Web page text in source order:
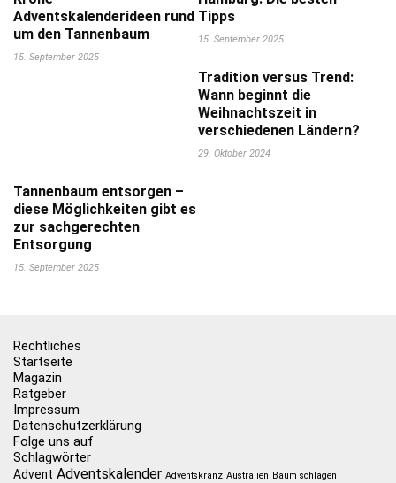
Adventskalenderideen rund
um den Tannenbaum
15. September 2025
Tipps
15. September 2025
Tradition versus Trend:
Wann beginnt die
Weihnachtszeit in
verschiedenen Ländern?
29. Oktober 2024
Tannenbaum entsorgen –
diese Möglichkeiten gibt es
zur sachgerechten
Entsorgung
15. September 2025
Rechtliches
Startseite
Magazin
Ratgeber
Impressum
Datenschutzerklärung
Folge uns auf
Schlagwörter
Advent Adventskalender Adventskranz Australien Baum schlagen